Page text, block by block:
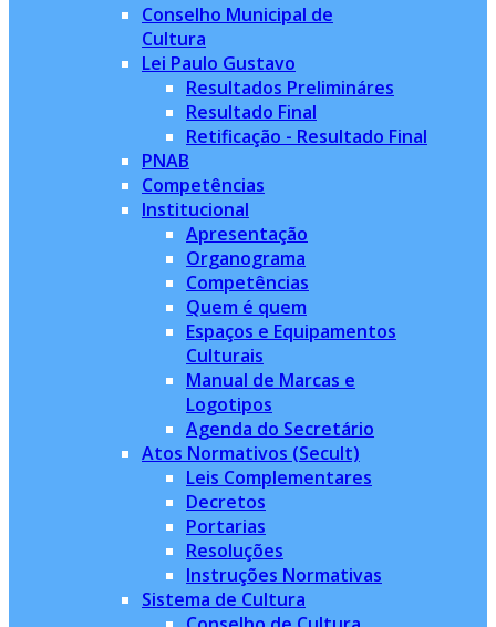
Conselho Municipal de
Cultura
Lei Paulo Gustavo
Resultados Prelimináres
Resultado Final
Retificação - Resultado Final
PNAB
Competências
Institucional
Apresentação
Organograma
Competências
Quem é quem
Espaços e Equipamentos
Culturais
Manual de Marcas e
Logotipos
Agenda do Secretário
Atos Normativos (Secult)
Leis Complementares
Decretos
Portarias
Resoluções
Instruções Normativas
Sistema de Cultura